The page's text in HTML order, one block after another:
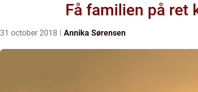
Få familien på ret
31 october 2018 Annika Sørensen